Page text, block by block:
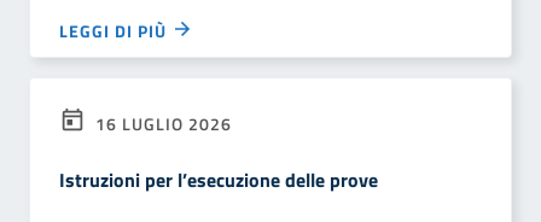
LEGGI DI PIÙ
16 LUGLIO 2026
Istruzioni per l’esecuzione delle prove